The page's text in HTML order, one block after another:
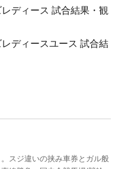
ディース 試合結果・観
ディースユース 試合結
スジ違いの挟み車券とガル般